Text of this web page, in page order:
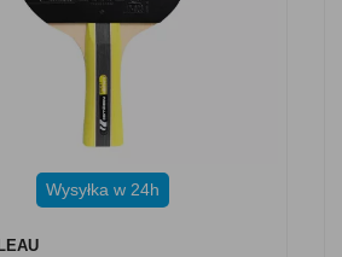
Wysyłka w 24h